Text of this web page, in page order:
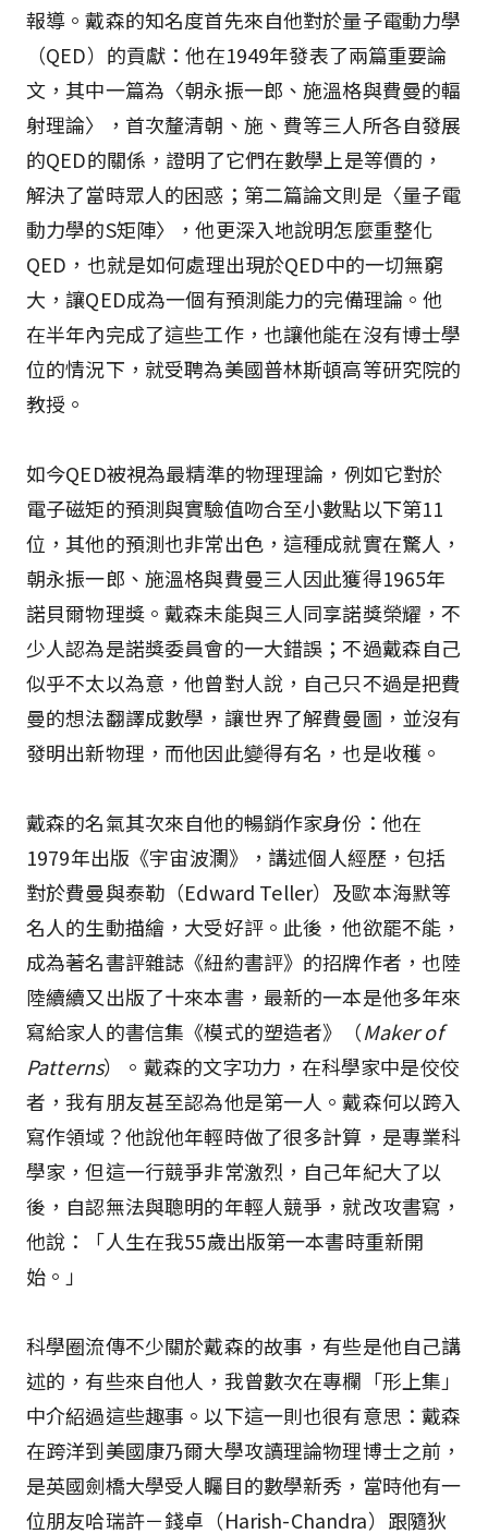
報導。戴森的知名度首先來自他對於量子電動力學
（QED）的貢獻：他在1949年發表了兩篇重要論
文，其中一篇為〈朝永振一郎、施溫格與費曼的輻
射理論〉，首次釐清朝、施、費等三人所各自發展
的QED的關係，證明了它們在數學上是等價的，
解決了當時眾人的困惑；第二篇論文則是〈量子電
動力學的S矩陣〉，他更深入地說明怎麼重整化
QED，也就是如何處理出現於QED中的一切無窮
大，讓QED成為一個有預測能力的完備理論。他
在半年內完成了這些工作，也讓他能在沒有博士學
位的情況下，就受聘為美國普林斯頓高等研究院的
教授。
如今QED被視為最精準的物理理論，例如它對於
電子磁矩的預測與實驗值吻合至小數點以下第11
位，其他的預測也非常出色，這種成就實在驚人，
朝永振一郎、施溫格與費曼三人因此獲得1965年
諾貝爾物理獎。戴森未能與三人同享諾獎榮耀，不
少人認為是諾獎委員會的一大錯誤；不過戴森自己
似乎不太以為意，他曾對人說，自己只不過是把費
曼的想法翻譯成數學，讓世界了解費曼圖，並沒有
發明出新物理，而他因此變得有名，也是收穫。
戴森的名氣其次來自他的暢銷作家身份：他在
1979年出版《宇宙波瀾》，講述個人經歷，包括
對於費曼與泰勒（Edward Teller）及歐本海默等
名人的生動描繪，大受好評。此後，他欲罷不能，
成為著名書評雜誌《紐約書評》的招牌作者，也陸
陸續續又出版了十來本書，最新的一本是他多年來
寫給家人的書信集《模式的塑造者》（Maker of
Patterns）。戴森的文字功力，在科學家中是佼佼
者，我有朋友甚至認為他是第一人。戴森何以跨入
寫作領域？他說他年輕時做了很多計算，是專業科
學家，但這一行競爭非常激烈，自己年紀大了以
後，自認無法與聰明的年輕人競爭，就改攻書寫，
他說：「人生在我55歲出版第一本書時重新開
始。」
科學圈流傳不少關於戴森的故事，有些是他自己講
述的，有些來自他人，我曾數次在專欄「形上集」
中介紹過這些趣事。以下這一則也很有意思：戴森
在跨洋到美國康乃爾大學攻讀理論物理博士之前，
是英國劍橋大學受人矚目的數學新秀，當時他有一
位朋友哈瑞許－錢卓（Harish-Chandra）跟隨狄